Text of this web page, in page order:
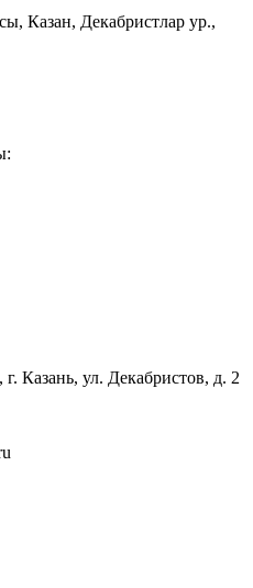
Казан, Декабристлар ур.,
Казань, ул. Декабристов, д. 2